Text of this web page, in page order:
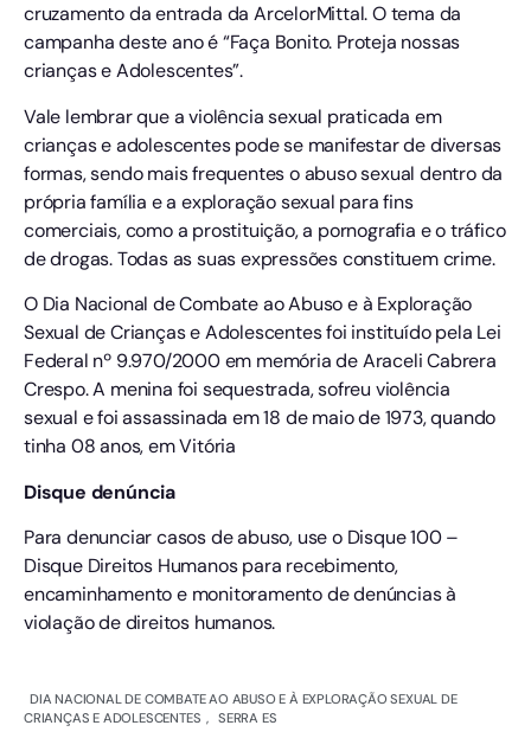
cruzamento da entrada da ArcelorMittal. O tema da
campanha deste ano é “Faça Bonito. Proteja nossas
crianças e Adolescentes”.
Vale lembrar que a violência sexual praticada em
crianças e adolescentes pode se manifestar de diversas
formas, sendo mais frequentes o abuso sexual dentro da
própria família e a exploração sexual para fins
comerciais, como a prostituição, a pornografia e o tráfico
de drogas. Todas as suas expressões constituem crime.
O Dia Nacional de Combate ao Abuso e à Exploração
Sexual de Crianças e Adolescentes foi instituído pela Lei
Federal nº 9.970/2000 em memória de Araceli Cabrera
Crespo. A menina foi sequestrada, sofreu violência
sexual e foi assassinada em 18 de maio de 1973, quando
tinha 08 anos, em Vitória
Disque denúncia
Para denunciar casos de abuso, use o Disque 100 –
Disque Direitos Humanos para recebimento,
encaminhamento e monitoramento de denúncias à
violação de direitos humanos.
DIA NACIONAL DE COMBATE AO ABUSO E À EXPLORAÇÃO SEXUAL DE
CRIANÇAS E ADOLESCENTES , SERRA ES